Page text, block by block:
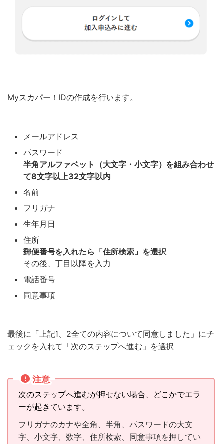
Myスカパー！IDの作成を行います。
メールアドレス
パスワード
半角アルファベット（大文字・小文字）を組み合わせ
て8文字以上32文字以内
名前
フリガナ
生年月日
住所
郵便番号を入れたら「住所検索」を選択
その後、丁目以降を入力
電話番号
同意事項
最後に「上記1、2全ての内容について同意しました」にチ
ェックを入れて「次のステップへ進む」を選択
注意
次のステップへ進むが押せない場合、どこかでエラ
ーが起きています。
フリガナのカナや全角、半角、パスワードの大文
字、小文字、数字、住所検索、同意事項を押してい